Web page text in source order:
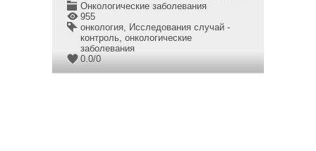
Онкологические заболевания
955
онкология, Исследования случай -
контроль, онкологические
заболевания
0.0/0